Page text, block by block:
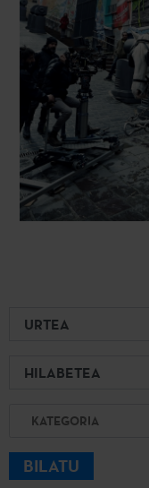
Urtea
Hilabetea
Kategoria
BILATU